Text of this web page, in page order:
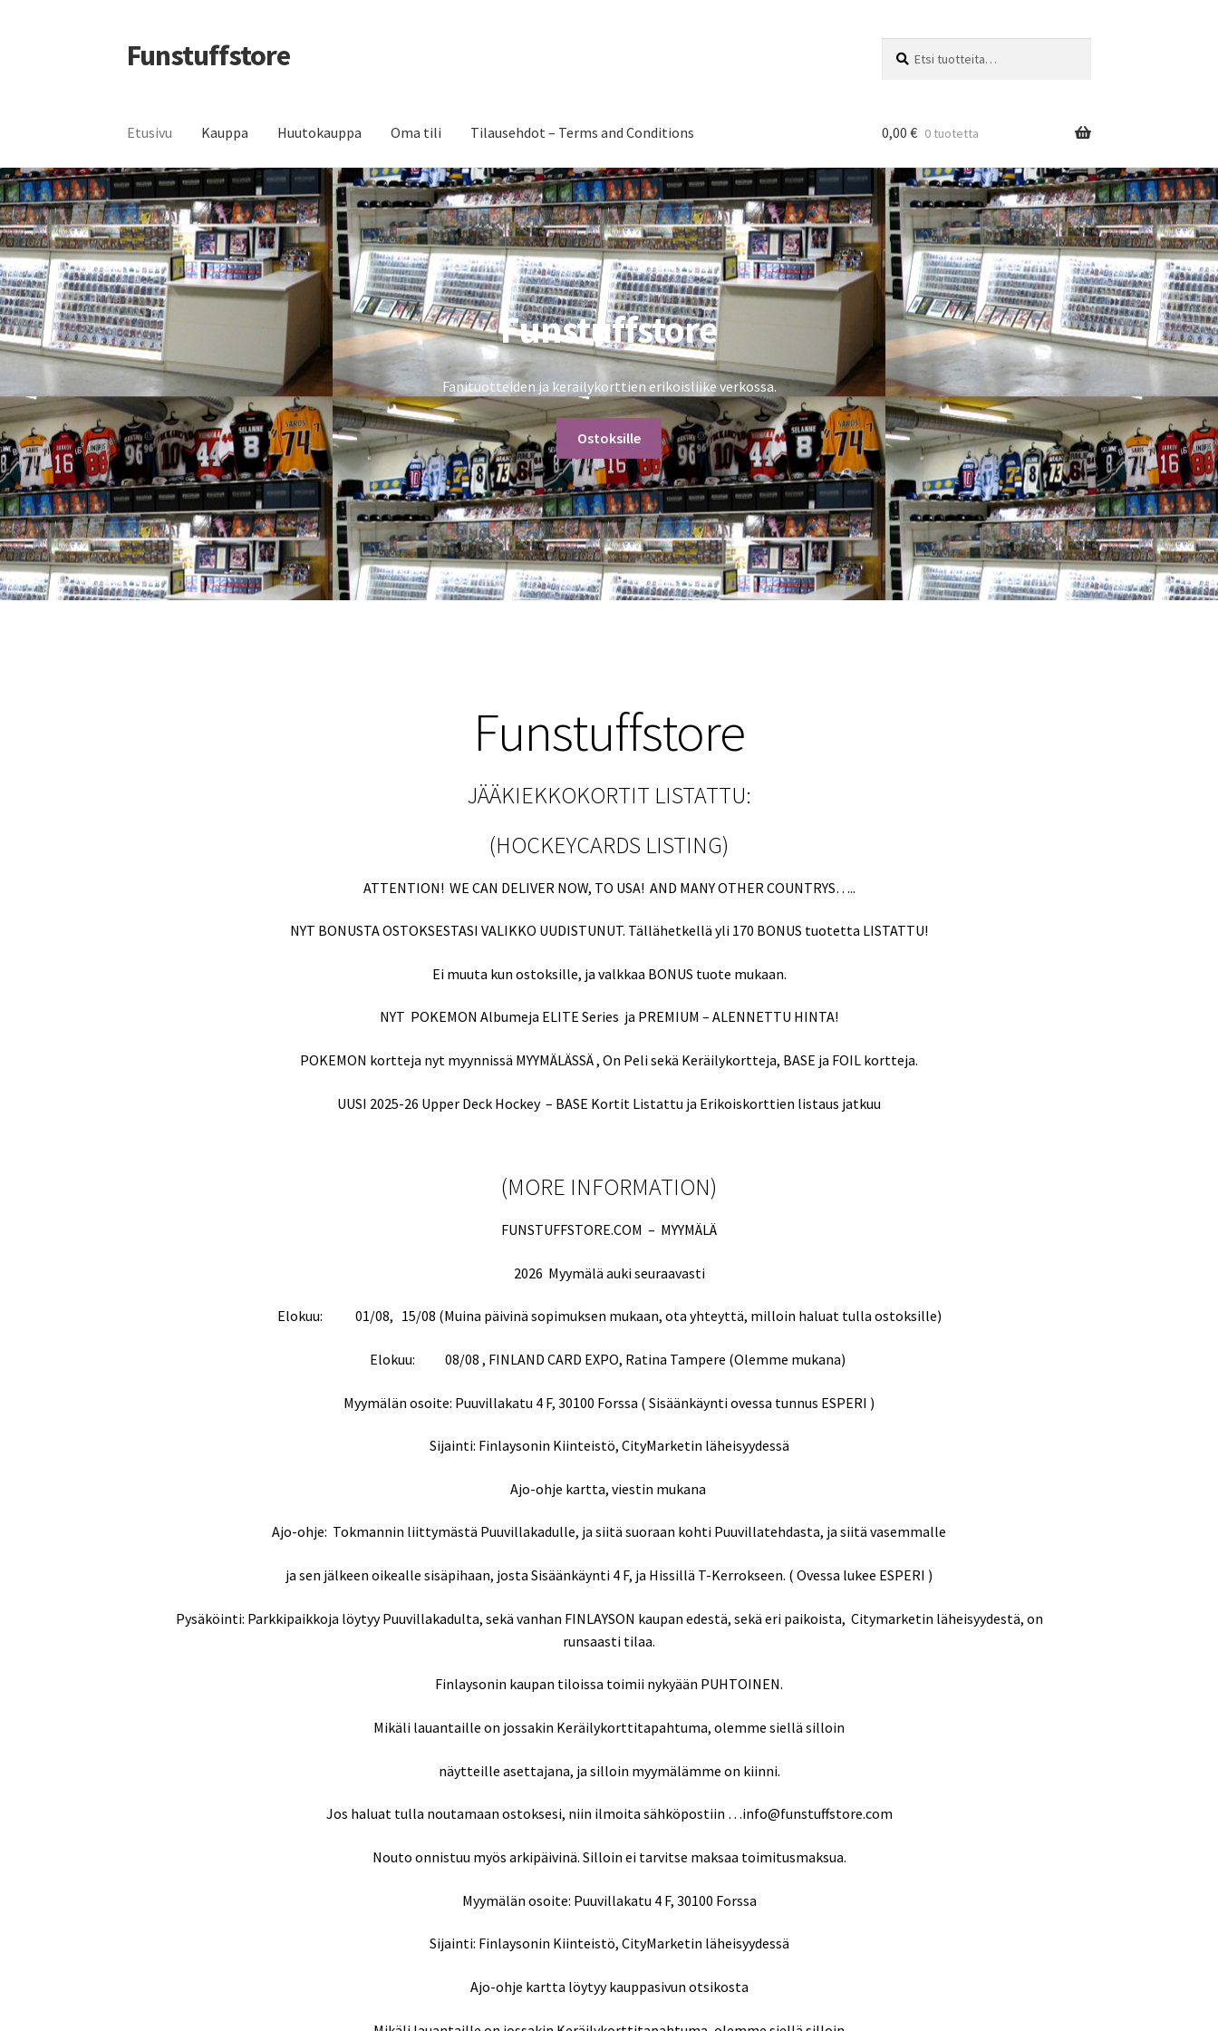
Siirry
navigointiin
Siirry
sisältöön
Funstuffstore
Etusivu Kauppa Huutokauppa Oma tili Tilausehdot – Terms and Conditions 0,00 € 0 tuotetta
Funstuffstore
Fanituotteiden ja keräilykorttien erikoisliike verkossa.
Ostoksille
Funstuffstore
JÄÄKIEKKOKORTIT LISTATTU:
(HOCKEYCARDS LISTING)
ATTENTION! WE CAN DELIVER NOW, TO USA! AND MANY OTHER COUNTRYS…..
NYT BONUSTA OSTOKSESTASI VALIKKO UUDISTUNUT. Tällähetkellä yli 170 BONUS tuotetta LISTATTU!
Ei muuta kun ostoksille, ja valkkaa BONUS tuote mukaan.
NYT POKEMON Albumeja ELITE Series ja PREMIUM – ALENNETTU HINTA!
POKEMON kortteja nyt myynnissä MYYMÄLÄSSÄ , On Peli sekä Keräilykortteja, BASE ja FOIL kortteja.
UUSI 2025-26 Upper Deck Hockey – BASE Kortit Listattu ja Erikoiskorttien listaus jatkuu
(MORE INFORMATION)
FUNSTUFFSTORE.COM – MYYMÄLÄ
2026 Myymälä auki seuraavasti
Elokuu: 01/08, 15/08 (Muina päivinä sopimuksen mukaan, ota yhteyttä, milloin haluat tulla ostoksille)
Elokuu: 08/08 , FINLAND CARD EXPO, Ratina Tampere (Olemme mukana)
Myymälän osoite: Puuvillakatu 4 F, 30100 Forssa ( Sisäänkäynti ovessa tunnus ESPERI )
Sijainti: Finlaysonin Kiinteistö, CityMarketin läheisyydessä
Ajo-ohje kartta, viestin mukana
Ajo-ohje: Tokmannin liittymästä Puuvillakadulle, ja siitä suoraan kohti Puuvillatehdasta, ja siitä vasemmalle
ja sen jälkeen oikealle sisäpihaan, josta Sisäänkäynti 4 F, ja Hissillä T-Kerrokseen. ( Ovessa lukee ESPERI )
Pysäköinti: Parkkipaikkoja löytyy Puuvillakadulta, sekä vanhan FINLAYSON kaupan edestä, sekä eri paikoista, Citymarketin läheisyydestä, on
runsaasti tilaa.
Finlaysonin kaupan tiloissa toimii nykyään PUHTOINEN.
Mikäli lauantaille on jossakin Keräilykorttitapahtuma, olemme siellä silloin
näytteille asettajana, ja silloin myymälämme on kiinni.
Jos haluat tulla noutamaan ostoksesi, niin ilmoita sähköpostiin …info@funstuffstore.com
Nouto onnistuu myös arkipäivinä. Silloin ei tarvitse maksaa toimitusmaksua.
Myymälän osoite: Puuvillakatu 4 F, 30100 Forssa
Sijainti: Finlaysonin Kiinteistö, CityMarketin läheisyydessä
Ajo-ohje kartta löytyy kauppasivun otsikosta